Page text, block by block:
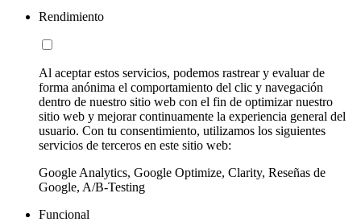
Rendimiento
Al aceptar estos servicios, podemos rastrear y evaluar de
forma anónima el comportamiento del clic y navegación
dentro de nuestro sitio web con el fin de optimizar nuestro
sitio web y mejorar continuamente la experiencia general del
usuario. Con tu consentimiento, utilizamos los siguientes
servicios de terceros en este sitio web:
Google Analytics, Google Optimize, Clarity, Reseñas de
Google, A/B-Testing
Funcional